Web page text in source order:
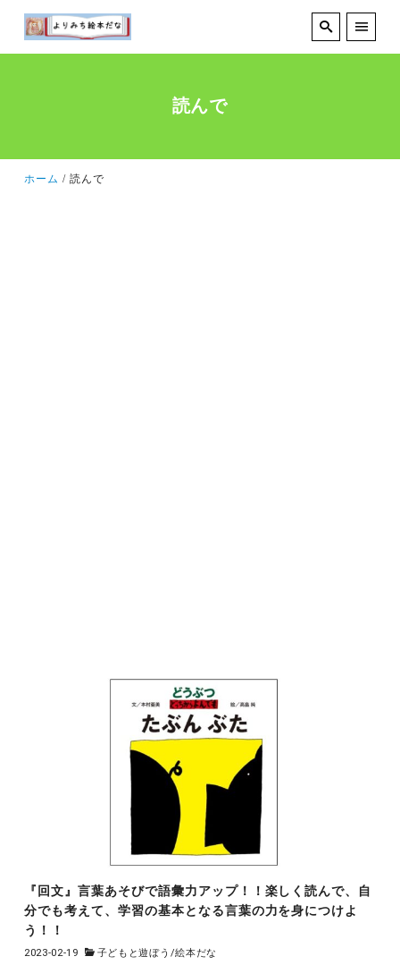
読んで
ホーム 読んで
『回文』言葉あそびで語彙力アップ！！楽しく読んで、自
分でも考えて、学習の基本となる言葉の力を身につけよ
う！！
2023-02-19 子どもと遊ぼう /絵本だな